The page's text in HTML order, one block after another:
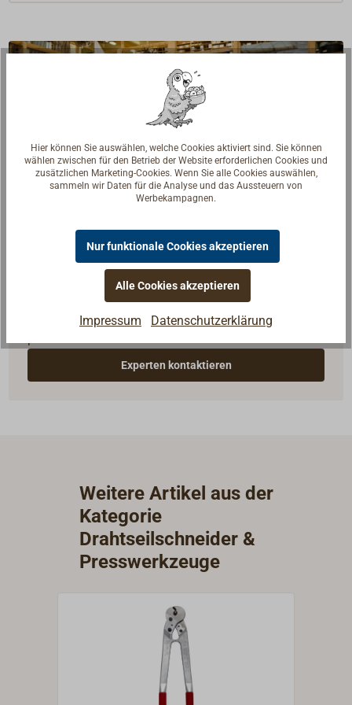
Fragen zum Artikel?
Reden Sie mit Handwerkern, Bootsbauern und
Seglerinnen. Wir verstehen Ihre Fragen und geben die
Experten kontaktieren
Weitere Artikel aus der
Kategorie
Drahtseilschneider &
Presswerkzeuge
Hier können Sie auswählen, welche Cookies aktiviert sind. Sie können
wählen zwischen für den Betrieb der Website erforderlichen Cookies und
zusätzlichen Marketing-Cookies. Wenn Sie alle Cookies auswählen,
sammeln wir Daten für die Analyse und das Aussteuern von
Werbekampagnen.
Nur funktionale Cookies akzeptieren
Alle Cookies akzeptieren
Impressum Datenschutzerklärung